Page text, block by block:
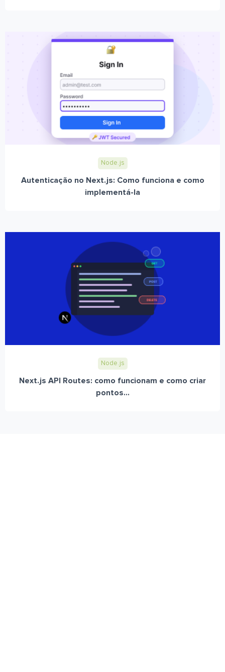
Node.js
Autenticação no Next.js: Como funciona e como
implementá-la
Node.js
Next.js API Routes: como funcionam e como criar
pontos...